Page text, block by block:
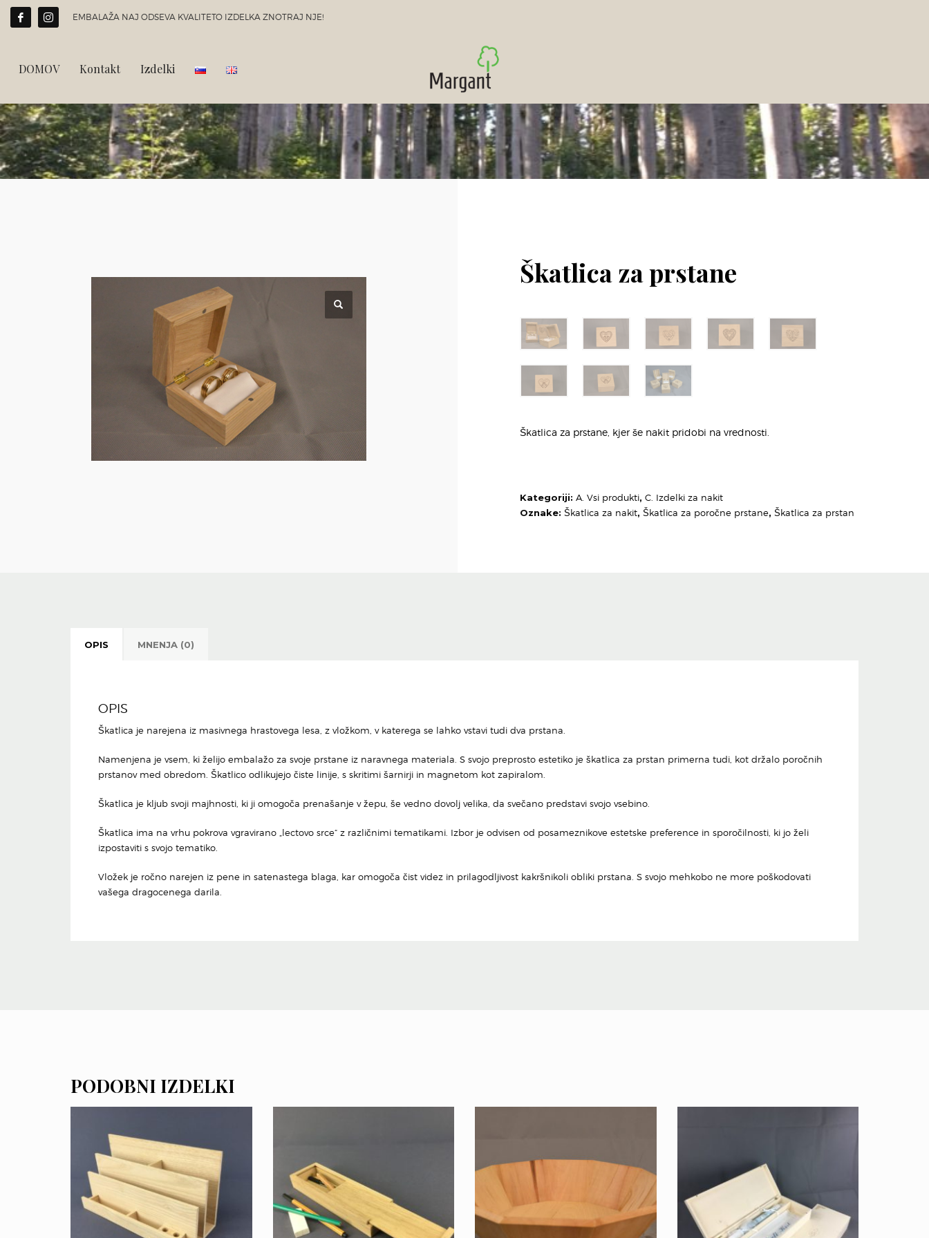
EMBALAŽA NAJ ODSEVA KVALITETO IZDELKA ZNOTRAJ NJE!
DOMOV Kontakt Izdelki
Škatlica za prstane
Škatlica za prstane, kjer še nakit pridobi na vrednosti.
Kategoriji: A. Vsi produkti, C. Izdelki za nakit
Oznake: Škatlica za nakit, Škatlica za poročne prstane, Škatlica za prstan
OPIS MNENJA (0)
OPIS
Škatlica je narejena iz masivnega hrastovega lesa, z vložkom, v katerega se lahko vstavi tudi dva prstana.
Namenjena je vsem, ki želijo embalažo za svoje prstane iz naravnega materiala. S svojo preprosto estetiko je škatlica za prstan primerna tudi, kot držalo poročnih
prstanov med obredom. Škatlico odlikujejo čiste linije, s skritimi šarnirji in magnetom kot zapiralom.
Škatlica je kljub svoji majhnosti, ki ji omogoča prenašanje v žepu, še vedno dovolj velika, da svečano predstavi svojo vsebino.
Škatlica ima na vrhu pokrova vgravirano „lectovo srce“ z različnimi tematikami. Izbor je odvisen od posameznikove estetske preference in sporočilnosti, ki jo želi
izpostaviti s svojo tematiko.
Vložek je ročno narejen iz pene in satenastega blaga, kar omogoča čist videz in prilagodljivost kakršnikoli obliki prstana. S svojo mehkobo ne more poškodovati
vašega dragocenega darila.
PODOBNI IZDELKI